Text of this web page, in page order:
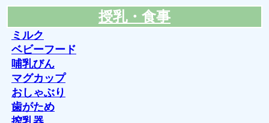
授乳・食事
ミルク
ベビーフード
哺乳びん
マグカップ
おしゃぶり
歯がため